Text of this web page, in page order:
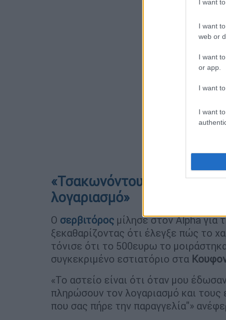
I want
I want
web or
I want
or app.
I want
I want
«Τσακωνόντουσαν για το
λογαριασμό»
Ο σερβιτόρος μίλησε στον Alpha για
ξεκαθαρίζοντας ότι έλεγξε πώς το
τόνισε ότι το 500ευρω το
συγκεκριμένο εστιατόριο στα
«Το αστείο είναι ότι όταν μου
πληρώσουν τον λογαριασμό και
που σας πήρε την παραγγελία''»